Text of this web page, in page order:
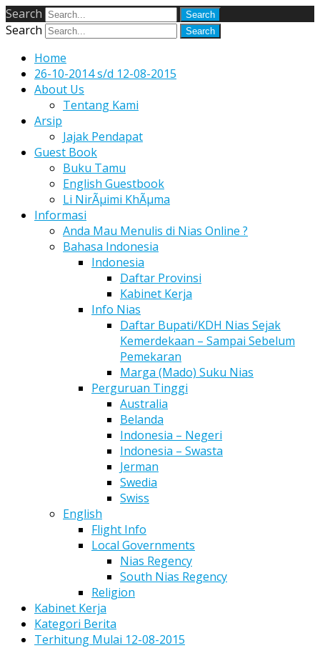
Search
Search
Home
26-10-2014 s/d 12-08-2015
About Us
Tentang Kami
Arsip
Jajak Pendapat
Guest Book
Buku Tamu
English Guestbook
Li NirÃµimi KhÃµma
Informasi
Anda Mau Menulis di Nias Online ?
Bahasa Indonesia
Indonesia
Daftar Provinsi
Kabinet Kerja
Info Nias
Daftar Bupati/KDH Nias Sejak
Kemerdekaan – Sampai Sebelum
Pemekaran
Marga (Mado) Suku Nias
Perguruan Tinggi
Australia
Belanda
Indonesia – Negeri
Indonesia – Swasta
Jerman
Swedia
Swiss
English
Flight Info
Local Governments
Nias Regency
South Nias Regency
Religion
Kabinet Kerja
Kategori Berita
Terhitung Mulai 12-08-2015